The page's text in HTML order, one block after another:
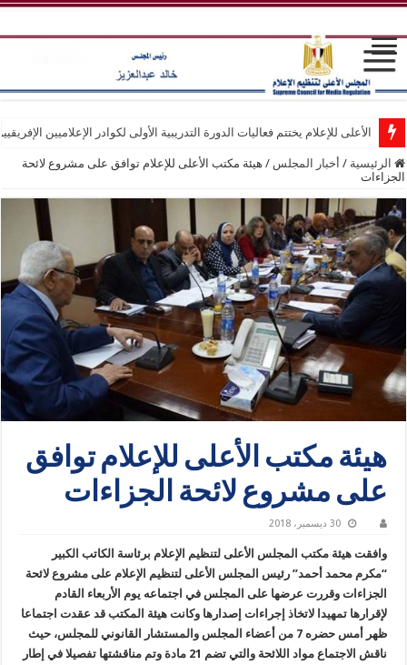
الأعلى للإعلام يختتم فعاليات الدورة التدريبية الأولى لكوادر الإعلاميين
الرئيسية / أخبار المجلس / هيئة مكتب الأعلى للإعلام توافق على مشروع لائحة
الجزاءات
هيئة مكتب الأعلى للإعلام توافق
على مشروع لائحة الجزاءات
30 ديسمبر، 2018
وافقت هيئة مكتب المجلس الأعلى لتنظيم الإعلام برئاسة الكاتب الكبير
“مكرم محمد أحمد” رئيس المجلس الأعلى لتنظيم الإعلام على مشروع لائحة
الجزاءات وقررت عرضها على المجلس في اجتماعه يوم الأربعاء القادم
لإقرارها تمهيدا لاتخاذ إجراءات إصدارها وكانت هيئة المكتب قد عقدت اجتماعا
ظهر أمس حضره 7 من أعضاء المجلس والمستشار القانوني للمجلس، حيث
ناقش الاجتماع مواد اللائحة والتي تضم 21 مادة وتم مناقشتها تفصيلا في إطار